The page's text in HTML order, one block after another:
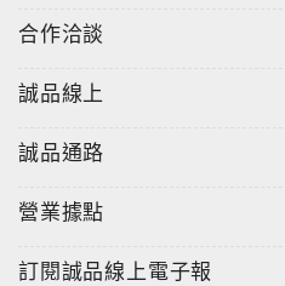
合作洽談
誠品線上
誠品通路
營業據點
訂閱誠品線上電子報